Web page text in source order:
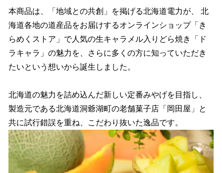
本商品は、「地域との共創」を掲げる北海道電力が、 北
海道各地の道産品をお届けするオンラインショップ「き
らめくストア」で人気の生キャラメル入りどら焼き「ド
ラキャラ」の魅力を、さらに多くの方に知っていただき
たいという想いから誕生しました。
北海道の魅力を詰め込んだ新しい定番みやげを目指し、
製造元である北海道洞爺湖町の老舗菓子店「岡田屋」と
共に試行錯誤を重ね、こだわり抜いた逸品です。